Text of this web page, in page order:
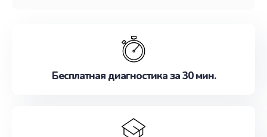
Бесплатная диагностика за 30 мин.